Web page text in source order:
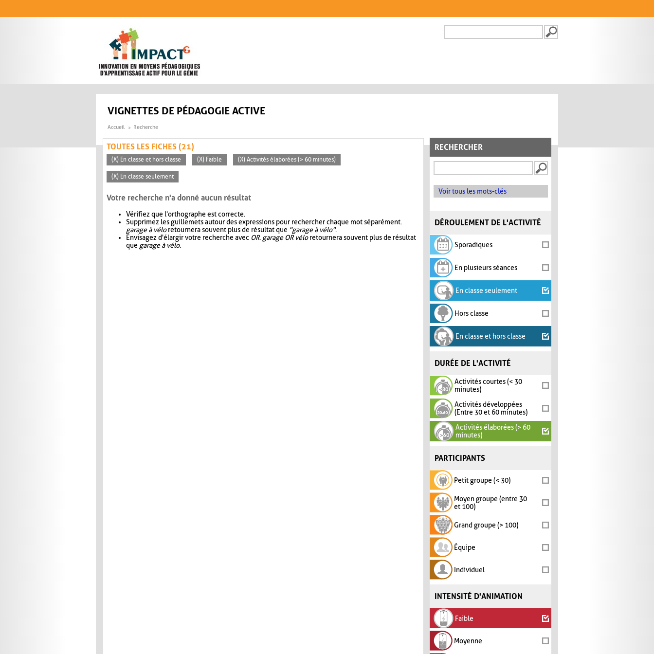
FORMULAIRE DE
VIGNETTES DE PÉDAGOGIE ACTIVE
Accueil Recherche
RECHERCHER
Voir tous les mots-clés
DÉROULEMENT DE L'ACTIVITÉ
Sporadiques
En plusieurs séances
En classe seulement
Hors classe
En classe et hors classe
DURÉE DE L'ACTIVITÉ
Activités courtes (< 30
minutes)
Activités développées
(Entre 30 et 60 minutes)
Activités élaborées (> 60
minutes)
PARTICIPANTS
Petit groupe (< 30)
Moyen groupe (entre 30
et 100)
Grand groupe (> 100)
Équipe
Individuel
INTENSITÉ D'ANIMATION
Faible
Moyenne
TOUTES LES FICHES (21)
(X) En classe et hors classe (X) Faible (X) Activités élaborées (> 60 minutes)
(X) En classe seulement
Votre recherche n'a donné aucun résultat
Vérifiez que l'orthographe est correcte.
Supprimez les guillemets autour des expressions pour rechercher chaque mot séparément.
garage à véloretournera souvent plus de résultat que "garage à vélo".
Envisagez d'élargir votre recherche avec OR. garage OR véloretournera souvent plus de résultat
que garage à vélo.